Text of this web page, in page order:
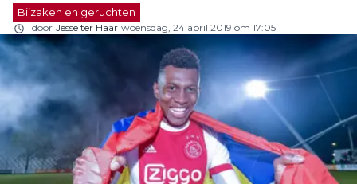
Bijzaken en geruchten
door Jesse ter Haar woensdag, 24 april 2019 om 17:05